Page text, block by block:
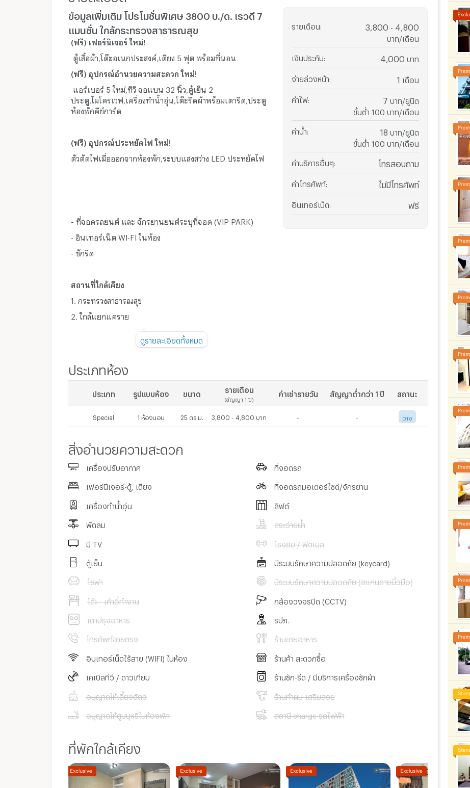
ข้อมูลเพิ่มเติม โปรโมชั่นพิเศษ 3800 บ./ด. เรวดี 7
แมนชั่น ใกล้กระทรวงสาธารณสุข
(ฟรี) เฟอร์นิเจอร์ ใหม่!
ตู้เสื้อผ้า,โต๊ะอเนกประสงค์,เตียง 5 ฟุต พร้อมที่นอน
(ฟรี) อุปกรณ์อำนวยความสะดวก ใหม่!
แอร์เบอร์ 5 ใหม่,ทีวี จอแบน 32 นิ้ว,ตู้เย็น 2
ประตู,ไมโครเวฟ,เครื่องทำน้ำอุ่น,โต๊ะรีดผ้าพร้อมเตารีด,ประตู
ห้องพักคีย์การ์ด
(ฟรี) อุปกรณ์ประหยัดไฟ ใหม่!
ตัวตัดไฟเมื่อออกจากห้องพัก,ระบบแสงสว่าง LED ประหยัดไฟ
ที่จอดรถยนต์ และ จักรยานยนต์ระบุที่จอด (VIP PARK)
- อินเทอร์เน็ต WI-FI ในห้อง
- ซักรีด
สถานที่ใกล้เคียง
1. กระทรวงสาธารณสุข
2. ใกล้แยกแคราย
3. ศาลากลาง จ.นนทบุรี
4. โรงพยาบาลโรคทรวงอก
7. บิ๊กซีรัตนาธิเบศร์
9. บิ๊กซีติวานนท์
10. วิทยาลัยนักบริหาร
12. สำนักงาน ก.พ.
13. เดอะมอลล์งามวงศ์วาน
14. โรงพยาบาลนนทเวช
15. โรบินสันรัตนาธิเบศร์
18. กองสลาก
19. เทคโนโลยีราชมงคลสุวรรณภูมิ
ดูรายละเอียดทั้งหมด
รายเดือน 3,800 - 4,800
บาท/เดือน
เงินประกัน 4,000 บาท
จ่ายล่วงหน้า 1 เดือน
ค่าไฟ: 7 บาท/ยูนิต
ขั้นต่ำ 100 บาท/เดือน
ค่าน้ำ 18 บาท/ยูนิต
ขั้นต่ำ 100 บาท/เดือน
ค่าบริการอื่นๆ โทรสอบถาม
ค่าโทรศัพท์: ไม่มีโทรศัพท์
อินเทอร์เน็ต ฟรี
ประเภทห้อง
ประเภท รูปแบบห้อง ขนาด
รายเดือน
(สัญญา 1 ปี)
ค่าเช่ารายวัน สัญญาต่ำกว่า 1 ปี สถานะ
Special 1 ห้องนอน 25 ตร.ม. 3,800 - 4,800 บาท ว่าง
สิ่งอำนวยความสะดวก
เครื่องปรับอากาศ
เฟอร์นิเจอร์-ตู้, เตียง
เครื่องทำน้ำอุ่น
พัดลม
มี TV
ตู้เย็น
โซฟา
โต๊ะ - เก้าอี้ทำงาน
เตาปรุงอาหาร
โทรศัพท์สายตรง
อินเทอร์เน็ตไร้สาย (WIFI) ในห้อง
เคเบิลทีวี / ดาวเทียม
อนุญาตให้เลี้ยงสัตว์
อนุญาตให้สูบบุหรี่ในห้องพัก
ที่จอดรถ
ที่จอดรถมอเตอร์ไซด์/จักรยาน
ลิฟต์
สระว่ายน้ำ
โรงยิม / ฟิตเนส
มีระบบรักษาความปลอดภัย (keycard)
มีระบบรักษาความปลอดภัย (สแกนลายนิ้วมือ)
กล้องวงจรปิด (CCTV)
รปภ.
ร้านขายอาหาร
ร้านค้า สะดวกซื้อ
ร้านซัก-รีด / มีบริการเครื่องซักผ้า
ร้านทำผม-เสริมสวย
สถานี charge รถไฟฟ้า
ที่พักใกล้เคียง